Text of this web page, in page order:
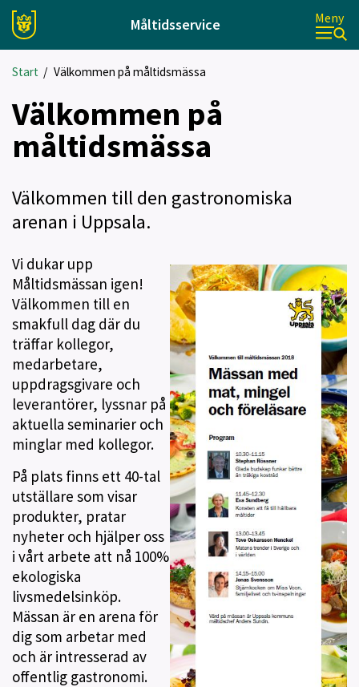
Måltidsservice Meny
Start / Välkommen på måltidsmässa
Välkommen på
måltidsmässa
Välkommen till den gastronomiska
arenan i Uppsala.
Vi dukar upp
Måltidsmässan igen!
Välkommen till en
smakfull dag där du
träffar kollegor,
medarbetare,
uppdragsgivare och
leverantörer, lyssnar på
aktuella seminarier och
minglar med kollegor.
På plats finns ett 40-tal
utställare som visar
produkter, pratar
nyheter och hjälper oss
i vårt arbete att nå 100%
ekologiska
livsmedelsinköp.
Mässan är en arena för
dig som arbetar med
och är intresserad av
offentlig gastronomi.